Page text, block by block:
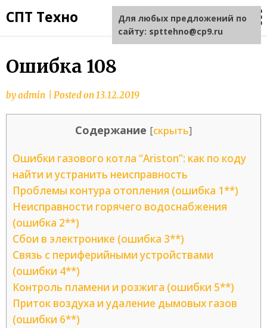
СПТ Техно
Ошибка 108
byadmin Posted on13.12.2019
Содержание [скрыть]
Ошибки газового котла “Ariston”: как по коду
найти и устранить неисправность
Проблемы контура отопления (ошибка 1**)
Неисправности горячего водоснабжения
(ошибка 2**)
Сбои в электронике (ошибка 3**)
Связь с периферийными устройствами
(ошибки 4**)
Контроль пламени и розжига (ошибки 5**)
Приток воздуха и удаление дымовых газов
(ошибки 6**)
Для любых предложений по
сайту: spttehno@cp9.ru